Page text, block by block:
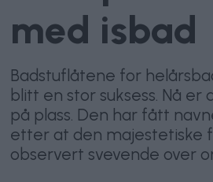
med isbad
Badstuflåtene for
blitt en stor suksess. Nå
på plass. Den har fått
etter at den majestetiske
observert svevende over